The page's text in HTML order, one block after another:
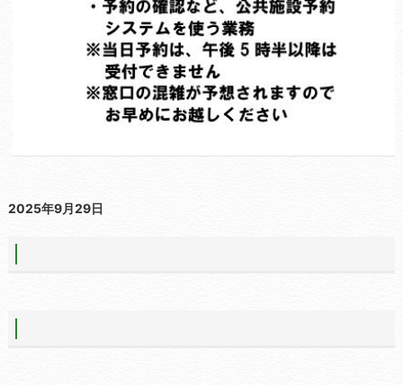
2025年9月29日